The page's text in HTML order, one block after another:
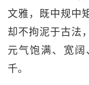
文雅，既中规中
却不拘泥于古法
元气饱满、宽
千。